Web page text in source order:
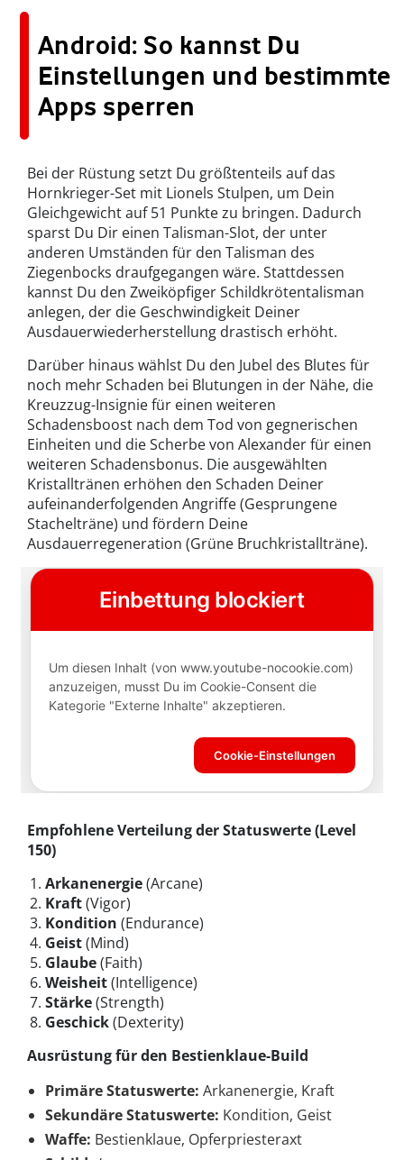
Android: So kannst Du
Einstellungen und bestimmte
Apps sperren
Bei der Rüstung setzt Du größtenteils auf das
Hornkrieger-Set mit Lionels Stulpen, um Dein
Gleichgewicht auf 51 Punkte zu bringen. Dadurch
sparst Du Dir einen Talisman-Slot, der unter
anderen Umständen für den Talisman des
Ziegenbocks draufgegangen wäre. Stattdessen
kannst Du den Zweiköpfiger Schildkrötentalisman
anlegen, der die Geschwindigkeit Deiner
Ausdauerwiederherstellung drastisch erhöht.
Darüber hinaus wählst Du den Jubel des Blutes für
noch mehr Schaden bei Blutungen in der Nähe, die
Kreuzzug-Insignie für einen weiteren
Schadensboost nach dem Tod von gegnerischen
Einheiten und die Scherbe von Alexander für einen
weiteren Schadensbonus. Die ausgewählten
Kristalltränen erhöhen den Schaden Deiner
aufeinanderfolgenden Angriffe (Gesprungene
Stachelträne) und fördern Deine
Ausdauerregeneration (Grüne Bruchkristallträne).
Empfohlene Verteilung der Statuswerte (Level
150)
Arkanenergie(Arcane)
Kraft(Vigor)
Kondition (Endurance)
Geist(Mind)
Glaube(Faith)
Weisheit(Intelligence)
Stärke(Strength)
Geschick(Dexterity)
Ausrüstung für den Bestienklaue-Build
Primäre Statuswerte: Arkanenergie, Kraft
Sekundäre Statuswerte: Kondition, Geist
Waffe: Bestienklaue, Opferpriesteraxt